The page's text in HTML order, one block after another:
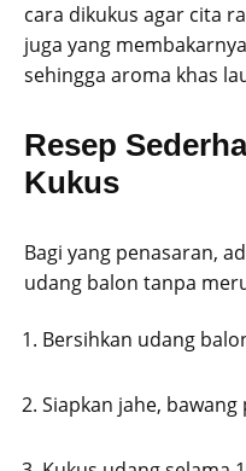
cara dikukus agar cita
juga yang
sehingga aroma khas
Resep
Kukus
Bagi yang penasaran,
udang balon tanpa
Bersihkan udang
Siapkan jahe,